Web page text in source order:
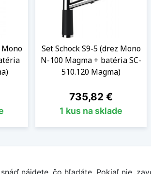
Mono
Set Schock S9-5 (drez Mono
N-100 Magma + batéria SC-
510.120 Magma)
Cena
735,82 €
1 kus na sklade
nájdete, čo hľadáte. Pokiaľ nie,